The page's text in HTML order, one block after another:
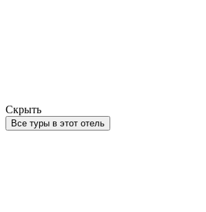
Скрыть
Все туры в этот отель